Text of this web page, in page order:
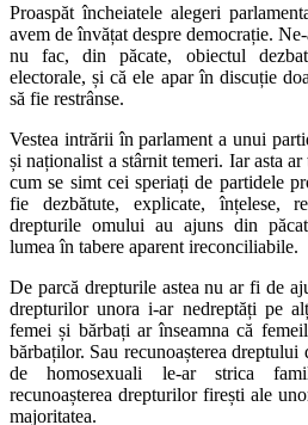
Proaspăt încheiatele alegeri
avem de învățat despre democrație.
nu fac, din păcate, obiectul
electorale, și că ele apar în discuție
să fie restrânse.
Vestea intrării în parlament a unui
și naționalist a stârnit temeri. Iar asta
cum se simt cei speriați de partidele
fie dezbătute, explicate, înțelese,
drepturile omului au ajuns din
lumea în tabere aparent ireconciliabile.
De parcă drepturile astea nu ar fi de
drepturilor unora i-ar nedreptăți pe
femei și bărbați ar înseamna că
bărbaților. Sau recunoașterea
de homosexuali le-ar strica
recunoașterea drepturilor firești ale
majoritatea.